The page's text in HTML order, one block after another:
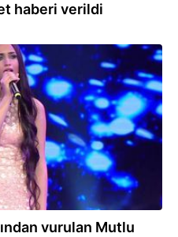
haberi verildi
vurulan Mutlu